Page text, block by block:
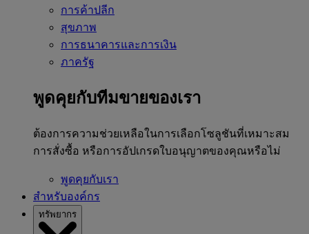
การค้าปลีก
สุขภาพ
การธนาคารและการเงิน
ภาครัฐ
พูดคุยกับทีมขายของเรา
ต้องการความช่วยเหลือในการเลือกโซลูชันที่เหมาะสม
การสั่งซื้อ หรือการอัปเกรดใบอนุญาตของคุณหรือไม่
พูดคุยกับเรา
สำหรับองค์กร
ทรัพยากร